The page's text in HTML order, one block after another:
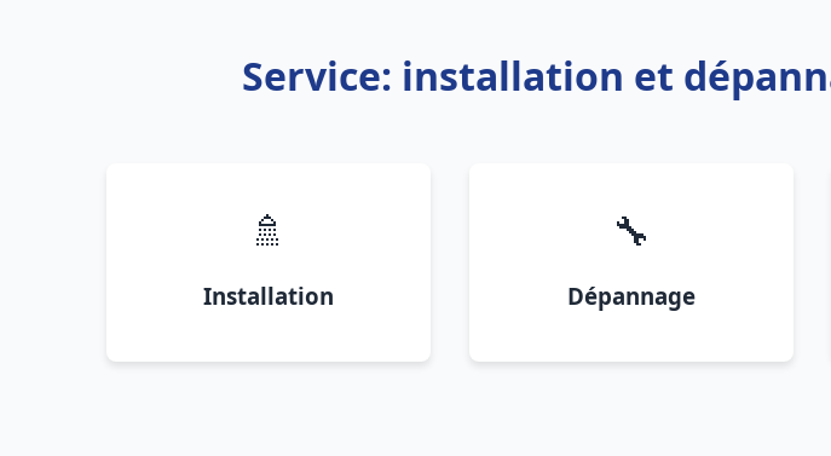
Service: installation et
🚿
Installation
🔧
Dépannage